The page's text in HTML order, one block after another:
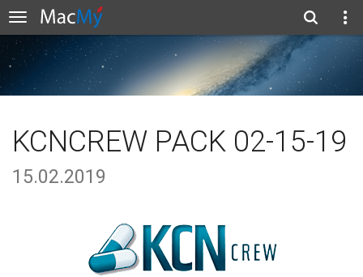
KCNCREW PACK 02-15-19
15.02.2019